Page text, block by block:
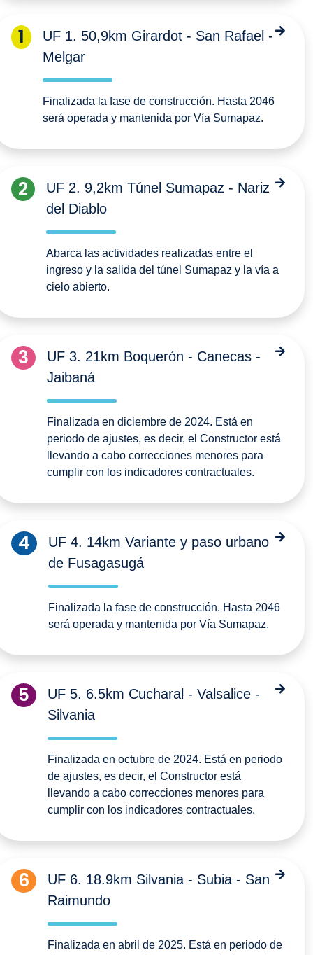
1
UF 1. 50,9km Girardot - San Rafael -
Melgar
Finalizada la fase de construcción. Hasta 2046
será operada y mantenida por Vía Sumapaz.
2
UF 2. 9,2km Túnel Sumapaz - Nariz
del Diablo
Abarca las actividades realizadas entre el
ingreso y la salida del túnel Sumapaz y la vía a
cielo abierto.
3
UF 3. 21km Boquerón - Canecas -
Jaibaná
Finalizada en diciembre de 2024. Está en
periodo de ajustes, es decir, el Constructor está
llevando a cabo correcciones menores para
cumplir con los indicadores contractuales.
4
UF 4. 14km Variante y paso urbano
de Fusagasugá
Finalizada la fase de construcción. Hasta 2046
será operada y mantenida por Vía Sumapaz.
5
UF 5. 6.5km Cucharal - Valsalice -
Silvania
Finalizada en octubre de 2024. Está en periodo
de ajustes, es decir, el Constructor está
llevando a cabo correcciones menores para
cumplir con los indicadores contractuales.
6
UF 6. 18.9km Silvania - Subia - San
Raimundo
Finalizada en abril de 2025. Está en periodo de